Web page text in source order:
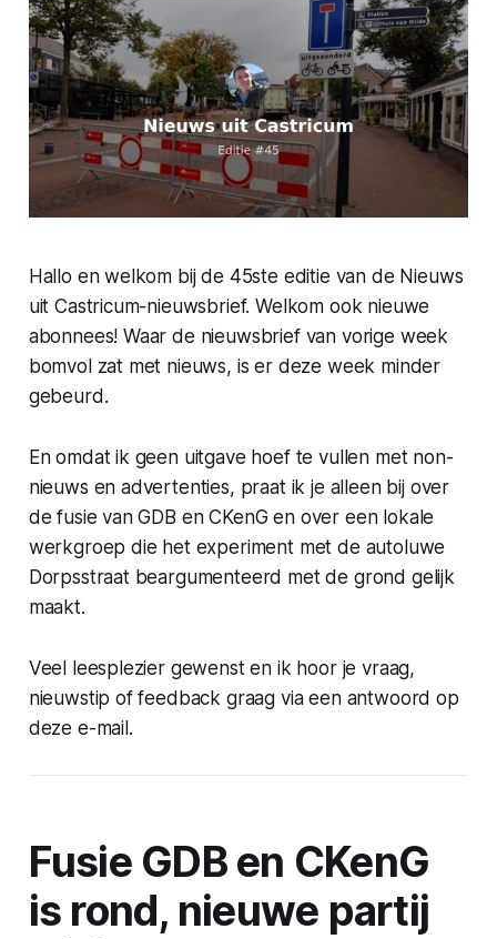
Hallo en welkom bij de 45ste editie van de Nieuws
uit Castricum-nieuwsbrief. Welkom ook nieuwe
abonnees! Waar de nieuwsbrief van vorige week
bomvol zat met nieuws, is er deze week minder
gebeurd.
En omdat ik geen uitgave hoef te vullen met non-
nieuws en advertenties, praat ik je alleen bij over
de fusie van GDB en CKenG en over een lokale
werkgroep die het experiment met de autoluwe
Dorpsstraat beargumenteerd met de grond gelijk
maakt.
Veel leesplezier gewenst en ik hoor je vraag,
nieuwstip of feedback graag via een antwoord op
deze e-mail.
Fusie GDB en CKenG
is rond, nieuwe partij